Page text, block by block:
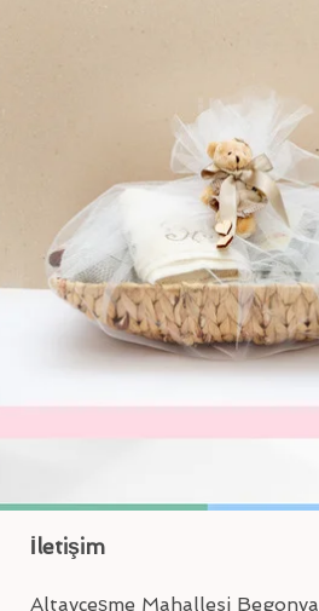
İletişim
Altayçeşme Mahallesi Begonya